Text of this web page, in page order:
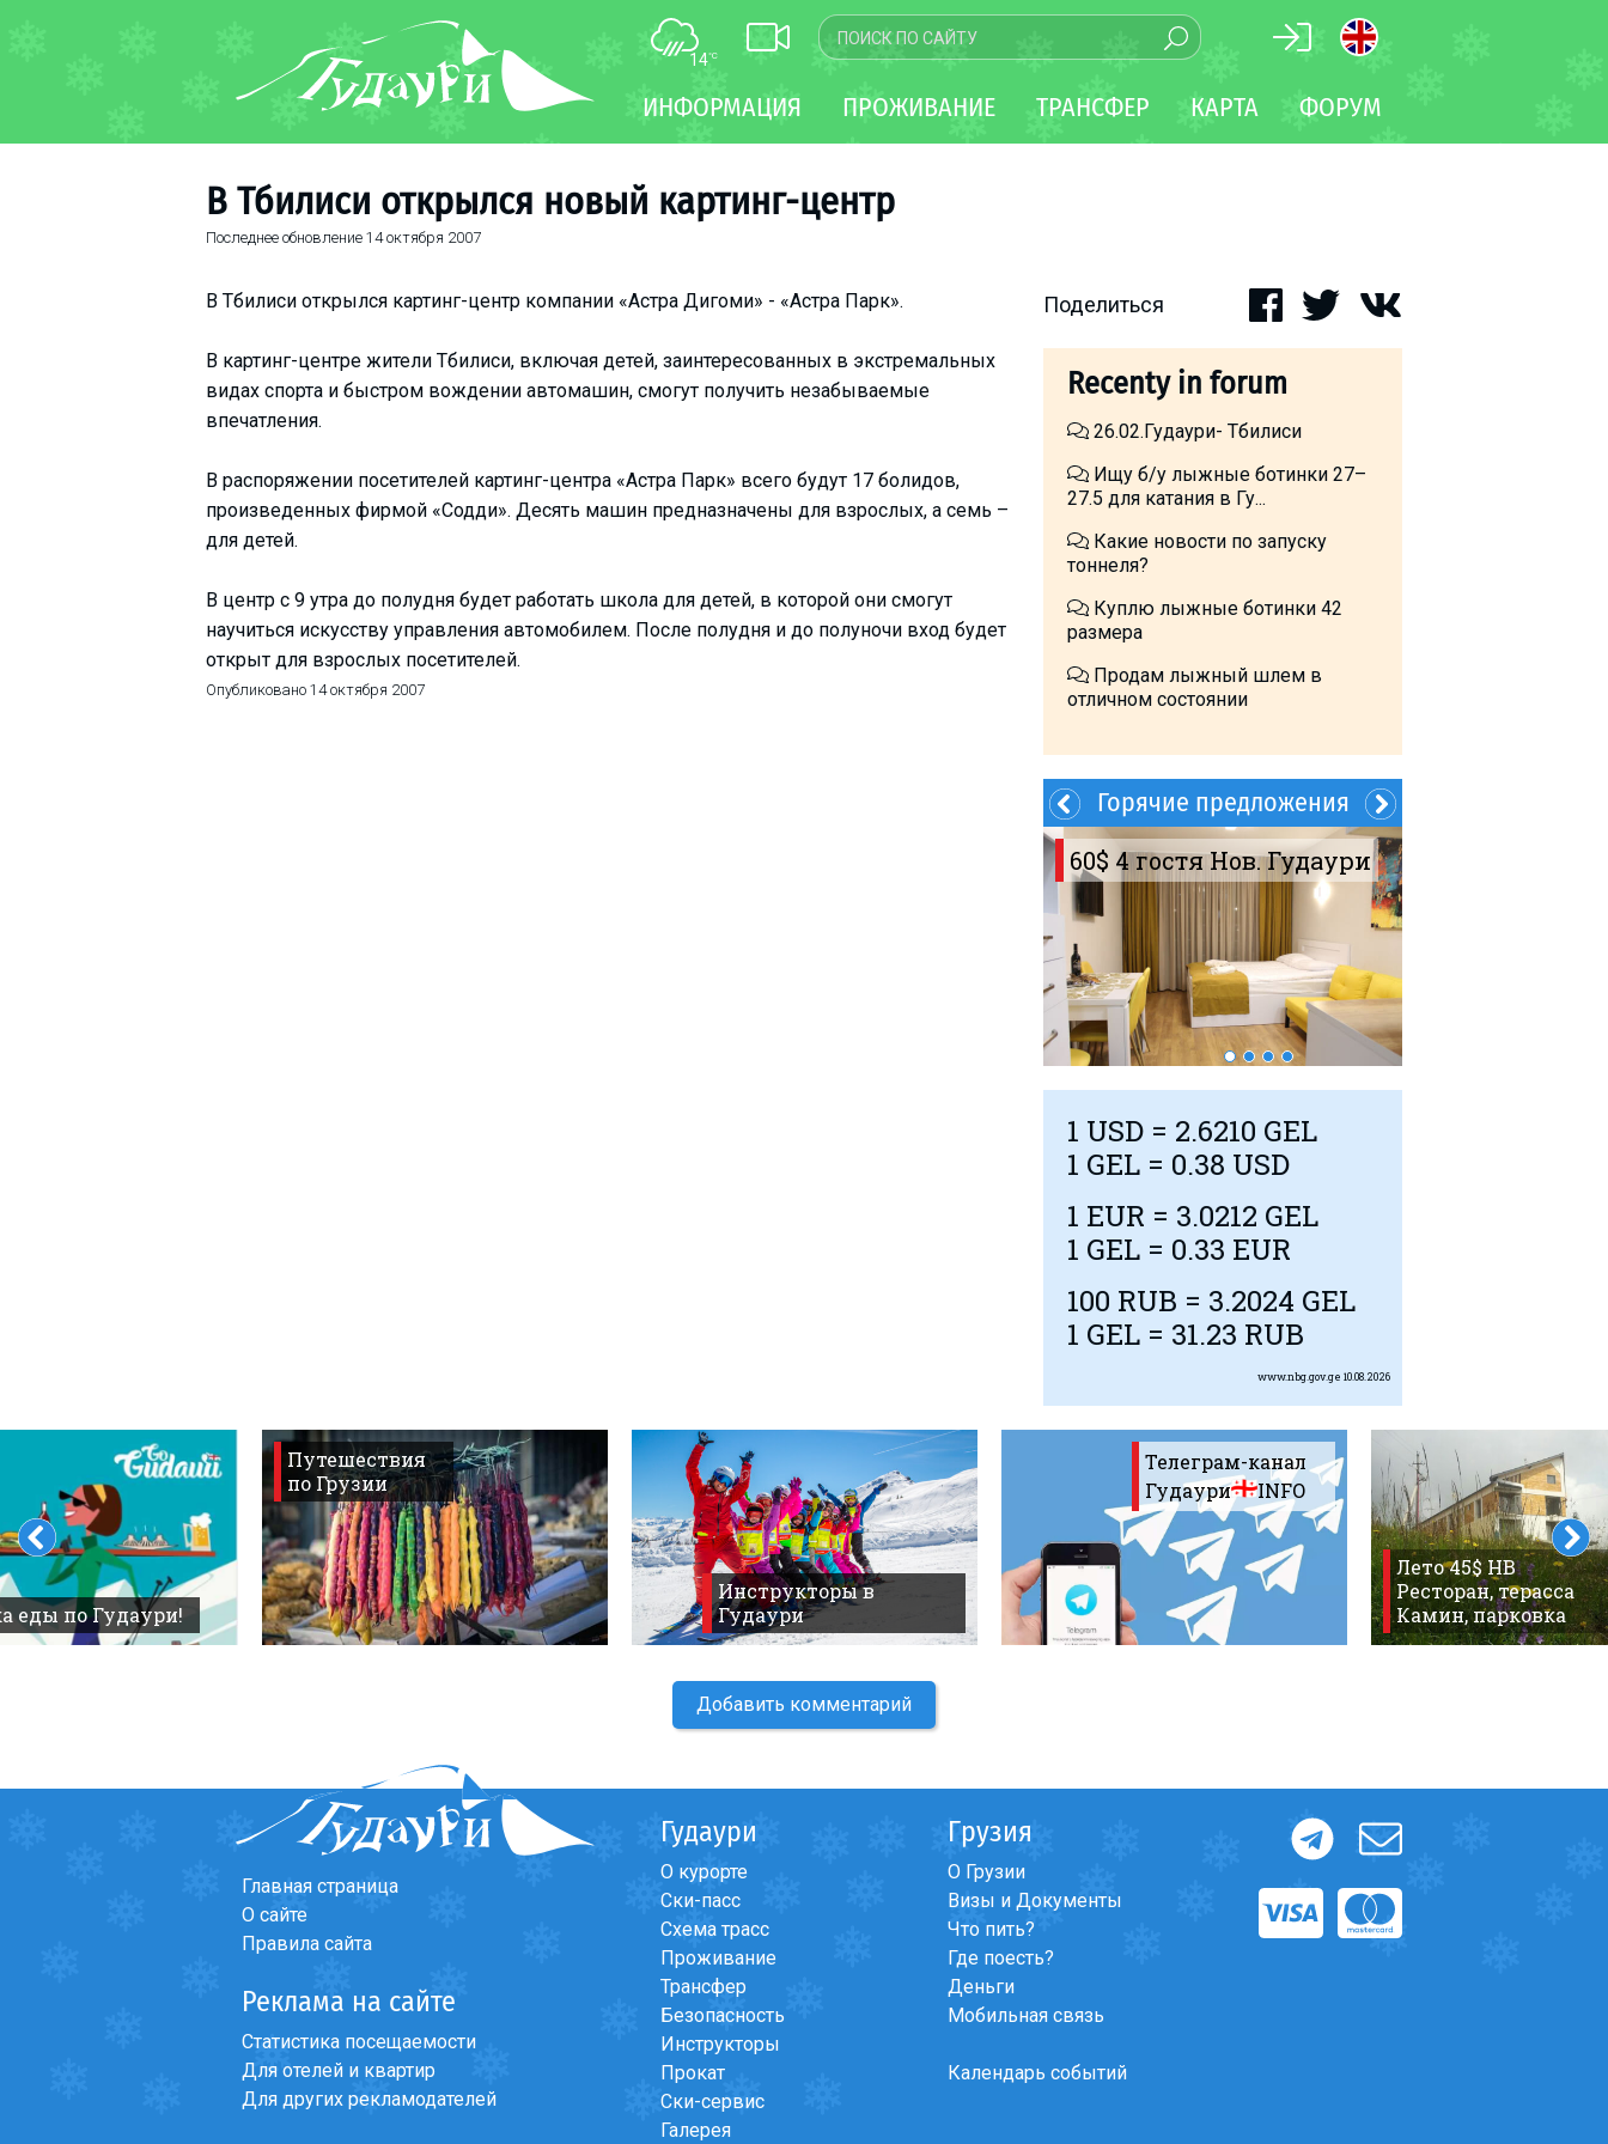
14°C
ИНФОРМАЦИЯ ПРОЖИВАНИЕ ТРАНСФЕР КАРТА ФОРУМ
В Тбилиси открылся новый картинг-центр
Последнее обновление 14 октября 2007
В Тбилиси открылся картинг-центр компании «Астра Дигоми» - «Астра Парк».
В картинг-центре жители Тбилиси, включая детей, заинтересованных в экстремальных
видах спорта и быстром вождении автомашин, смогут получить незабываемые
впечатления.
В распоряжении посетителей картинг-центра «Астра Парк» всего будут 17 болидов,
произведенных фирмой «Содди». Десять машин предназначены для взрослых, а семь –
для детей.
В центр с 9 утра до полудня будет работать школа для детей, в которой они смогут
научиться искусству управления автомобилем. После полудня и до полуночи вход будет
открыт для взрослых посетителей.
Опубликовано 14 октября 2007
Поделиться
Recenty in forum
26.02.Гудаури- Тбилиси
Ищу б/у лыжные ботинки 27–
27.5 для катания в Гу...
Какие новости по запуску
тоннеля?
Куплю лыжные ботинки 42
размера
Продам лыжный шлем в
отличном состоянии
60$ 4 гостя Нов. Гудаури
Горячие предложения
1 USD = 2.6210 GEL
1 GEL = 0.38 USD
1 EUR = 3.0212 GEL
1 GEL = 0.33 EUR
100 RUB = 3.2024 GEL
1 GEL = 31.23 RUB
www.nbg.gov.ge 10.08.2026
еды по Гудаури!
Путешествия
по Грузии
Инструкторы в
Гудаури
Телеграм-канал
Гудаури
INFO
Лето 45$ HB
Ресторан, терасса
Камин, парковка
Добавить комментарий
Главная страница
О сайте
Правила сайта
Реклама на сайте
Статистика посещаемости
Для отелей и квартир
Для других рекламодателей
Гудаури
О курорте
Ски-пасс
Схема трасс
Проживание
Трансфер
Безопасность
Инструкторы
Прокат
Ски-сервис
Галерея
Грузия
О Грузии
Визы и Документы
Что пить?
Где поесть?
Деньги
Мобильная связь
Календарь событий
Инструкторы
Дети в Гудаури
Развлечения
Календарь событий
Телеграм-канал
Гудаури
INFO
ПРОЖИВАНИЕ